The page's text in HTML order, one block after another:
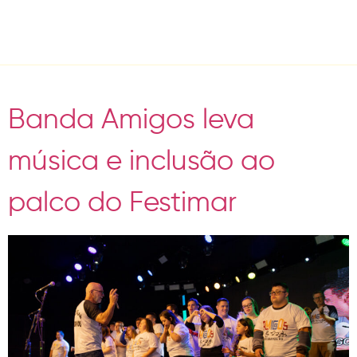
Day:April 20, 2025
Banda Amigos leva
música e inclusão ao
palco do Festimar